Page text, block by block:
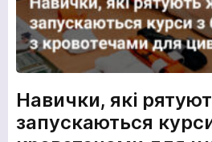
Навички, які
запускаються